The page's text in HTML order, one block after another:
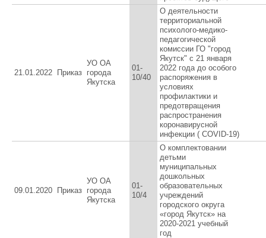
21.01.2022 Приказ
УО ОА
города
Якутска
01-
10/40
О деятельности
территориальной
психолого-медико-
педагогической
комиссии ГО "город
Якутск" с 21 января
2022 года до особого
распоряжения в
условиях
профилактики и
предотвращения
распространения
коронавирусной
инфекции ( COVID-19)
09.01.2020 Приказ
УО ОА
города
Якутска
01-
10/4
О комплектовании
детьми
муниципальных
дошкольных
образовательных
учреждений
городского округа
«город Якутск» на
2020-2021 учебный
год